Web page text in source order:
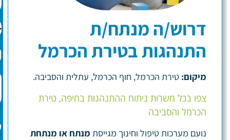
דרוש/ה מנתח/ת
התנהגות בטירת הכרמל
מיקום: טירת הכרמל, חוף הכרמל, עתלית והסביבה.
צפו בכל משרות ניתוח ההתנהגות בחיפה, טירת
הכרמל והסביבה
נועם מערכות טיפול וחינוך מגייסת מנתח או מנתחת